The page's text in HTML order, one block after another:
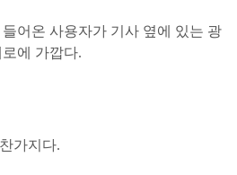
어온 사용자가 기사 옆에 있는 광
에 가깝다.
가지다.